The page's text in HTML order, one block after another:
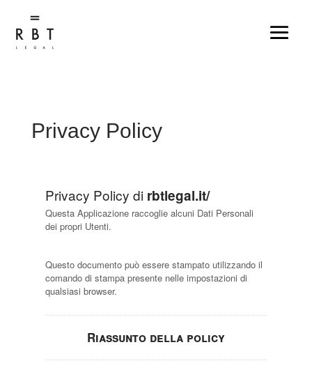
Privacy Policy
Privacy Policy di rbtlegal.it/
Questa Applicazione raccoglie alcuni Dati Personali
dei propri Utenti.
Questo documento può essere stampato utilizzando il
comando di stampa presente nelle impostazioni di
qualsiasi browser.
Riassunto della policy